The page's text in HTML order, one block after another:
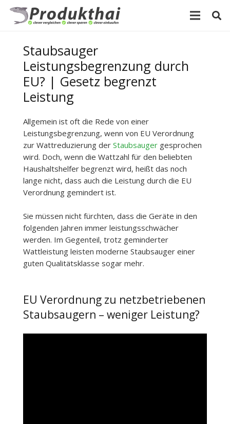
Staubsauger
Leistungsbegrenzung durch
EU? | Gesetz begrenzt
Leistung
Allgemein ist oft die Rede von einer
Leistungsbegrenzung, wenn von EU Verordnung
zur Wattreduzierung der Staubsauger gesprochen
wird. Doch, wenn die Wattzahl für den beliebten
Haushaltshelfer begrenzt wird, heißt das noch
lange nicht, dass auch die Leistung durch die EU
Verordnung gemindert ist.
Sie müssen nicht fürchten, dass die Geräte in den
folgenden Jahren immer leistungsschwächer
werden. Im Gegenteil, trotz geminderter
Wattleistung leisten moderne Staubsauger einer
guten Qualitätsklasse sogar mehr.
EU Verordnung zu netzbetriebenen
Staubsaugern – weniger Leistung?